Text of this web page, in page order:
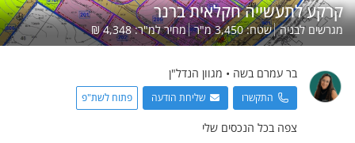
קרקע לתעשייה חקלאית ברנר
מגרשים לבניה שטח:3,450מ"ר מחיר למ"ר:4,348
₪
בר עמרם בשה • מגוון הנדל"ן
התקשרו שליחת הודעה פתוח לשת"פ
צפה בכל הנכסים שלי